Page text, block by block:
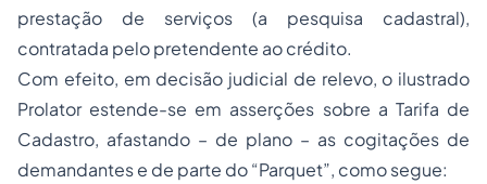
prestação de serviços (a pesquisa cadastral),
contratada pelo pretendente ao crédito.
Com efeito, em decisão judicial de relevo, o ilustrado
Prolator estende-se em asserções sobre a Tarifa de
Cadastro, afastando – de plano – as cogitações de
demandantes e de parte do “Parquet”, como segue: